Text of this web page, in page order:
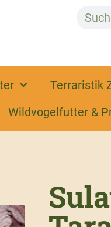
Terraristik
Wildvogelfutter &